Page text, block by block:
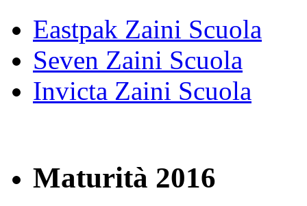
Eastpak Zaini Scuola
Seven Zaini Scuola
Invicta Zaini Scuola
Maturità 2016